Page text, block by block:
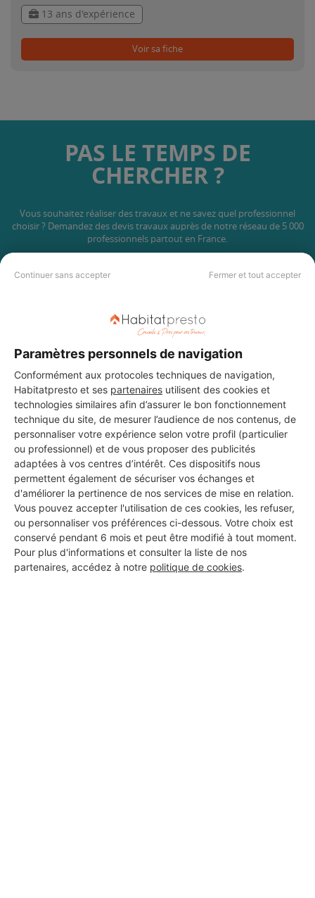
Continuer sans accepter Fermer et tout accepter
Paramètres personnels de navigation
Conformément aux protocoles techniques de navigation,
Habitatpresto et ses partenaires utilisent des cookies et
technologies similaires afin d’assurer le bon fonctionnement
technique du site, de mesurer l’audience de nos contenus, de
personnaliser votre expérience selon votre profil (particulier
ou professionnel) et de vous proposer des publicités
adaptées à vos centres d’intérêt. Ces dispositifs nous
permettent également de sécuriser vos échanges et
d'améliorer la pertinence de nos services de mise en relation.
Vous pouvez accepter l'utilisation de ces cookies, les refuser,
ou personnaliser vos préférences ci-dessous. Votre choix est
conservé pendant 6 mois et peut être modifié à tout moment.
Pour plus d'informations et consulter la liste de nos
partenaires, accédez à notre politique de cookies.
13 ans d'expérience
Voir sa fiche
PAS LE TEMPS DE
CHERCHER ?
Vous souhaitez réaliser des travaux et ne savez quel professionnel
choisir ? Demandez des devis travaux auprès de notre réseau de 5 000
professionnels partout en France.
Les 1 autres Installateurs
d'alarmes pour vos travaux à
Quesnoy-sur-Deûle
SQUIMBRE OLIVIER
Quesnoy-sur-Deûle
16 ans d'expérience